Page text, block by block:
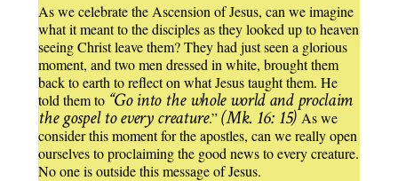
As we celebrate the Ascension of Jesus, can we imagine
what it meant to the disciples as they looked up to heaven
seeing Christ leave them? They had just seen a glorious
moment, and two men dressed in white, brought them
back to earth to reflect on what Jesus taught them. He
told them to “Go into the whole world and proclaim
the gospel to every creature.”(Mk. 16: 15)As we
consider this moment for the apostles, can we really open
ourselves to proclaiming the good news to every creature.
No one is outside this message of Jesus.